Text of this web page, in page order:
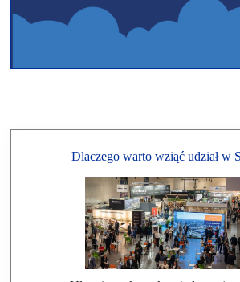
Dlaczego warto wziąć udział w